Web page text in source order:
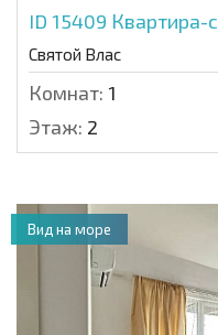
ID 15409 Квартира-
Святой Влас
Комнат: 1
Этаж: 2
Вид на море